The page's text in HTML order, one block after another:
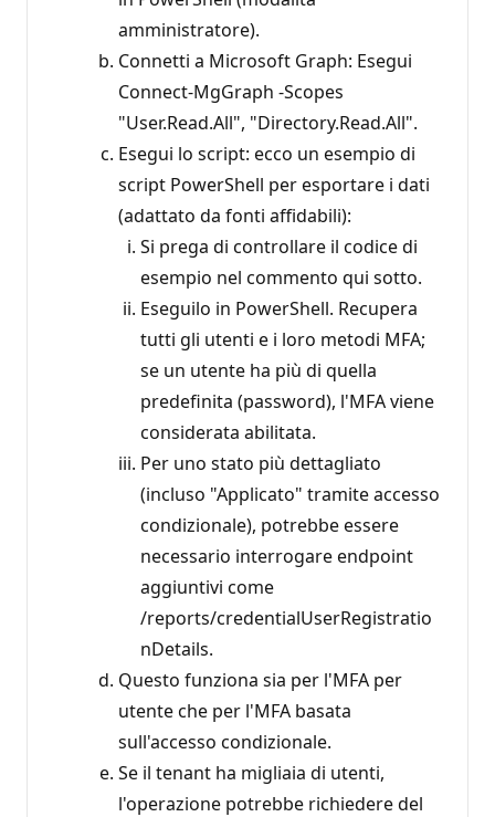
amministratore).
Connetti a Microsoft Graph: Esegui
Connect-MgGraph -Scopes
"User.Read.All", "Directory.Read.All".
Esegui lo script: ecco un esempio di
script PowerShell per esportare i dati
(adattato da fonti affidabili):
Si prega di controllare il codice di
esempio nel commento qui sotto.
Eseguilo in PowerShell. Recupera
tutti gli utenti e i loro metodi MFA;
se un utente ha più di quella
predefinita (password), l'MFA viene
considerata abilitata.
Per uno stato più dettagliato
(incluso "Applicato" tramite accesso
condizionale), potrebbe essere
necessario interrogare endpoint
aggiuntivi come
/reports/credentialUserRegistratio
nDetails.
Questo funziona sia per l'MFA per
utente che per l'MFA basata
sull'accesso condizionale.
Se il tenant ha migliaia di utenti,
l'operazione potrebbe richiedere del